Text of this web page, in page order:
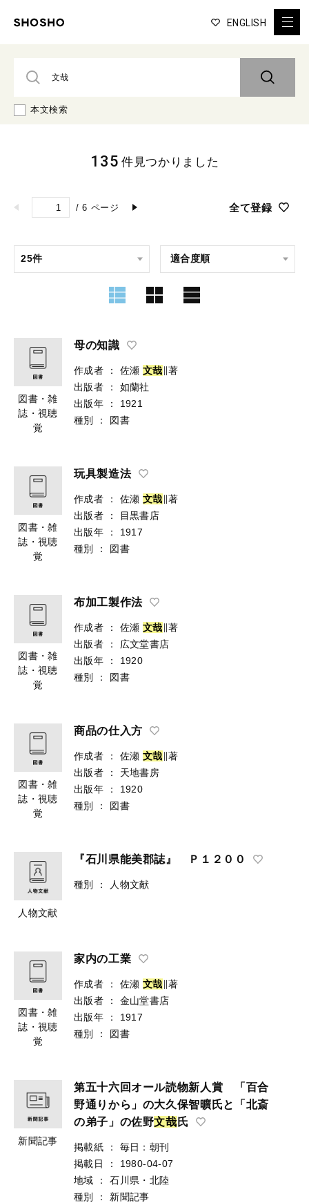
ENGLISH
本文検索
/ 6 ページ 全て登録
135 件見つかりました
図書・雑
誌・視聴
覚
母の知識
作成者 ： 佐瀬 文哉∥著
出版者
：
如蘭社
出版年
：
1921
種別
： 図書
図書・雑
誌・視聴
覚
玩具製造法
作成者 ： 佐瀬 文哉∥著
出版者
：
目黒書店
出版年
：
1917
種別
： 図書
図書・雑
誌・視聴
覚
布加工製作法
作成者 ： 佐瀬 文哉∥著
出版者
：
広文堂書店
出版年
：
1920
種別
： 図書
図書・雑
誌・視聴
覚
商品の仕入方
作成者 ： 佐瀬 文哉∥著
出版者
：
天地書房
出版年
：
1920
種別
： 図書
人物文献
『石川県能美郡誌』 Ｐ１２００
種別 ： 人物文献
図書・雑
誌・視聴
覚
家内の工業
作成者 ： 佐瀬 文哉∥著
出版者
：
金山堂書店
出版年
：
1917
種別
： 図書
新聞記事
第五十六回オール読物新人賞 「百合
野通りから」の大久保智曠氏と「北斎
の弟子」の佐野文哉 氏
掲載紙 ：
毎日：朝刊
掲載日
：
1980-04-07
地域
：
石川県・北陸
種別
： 新聞記事